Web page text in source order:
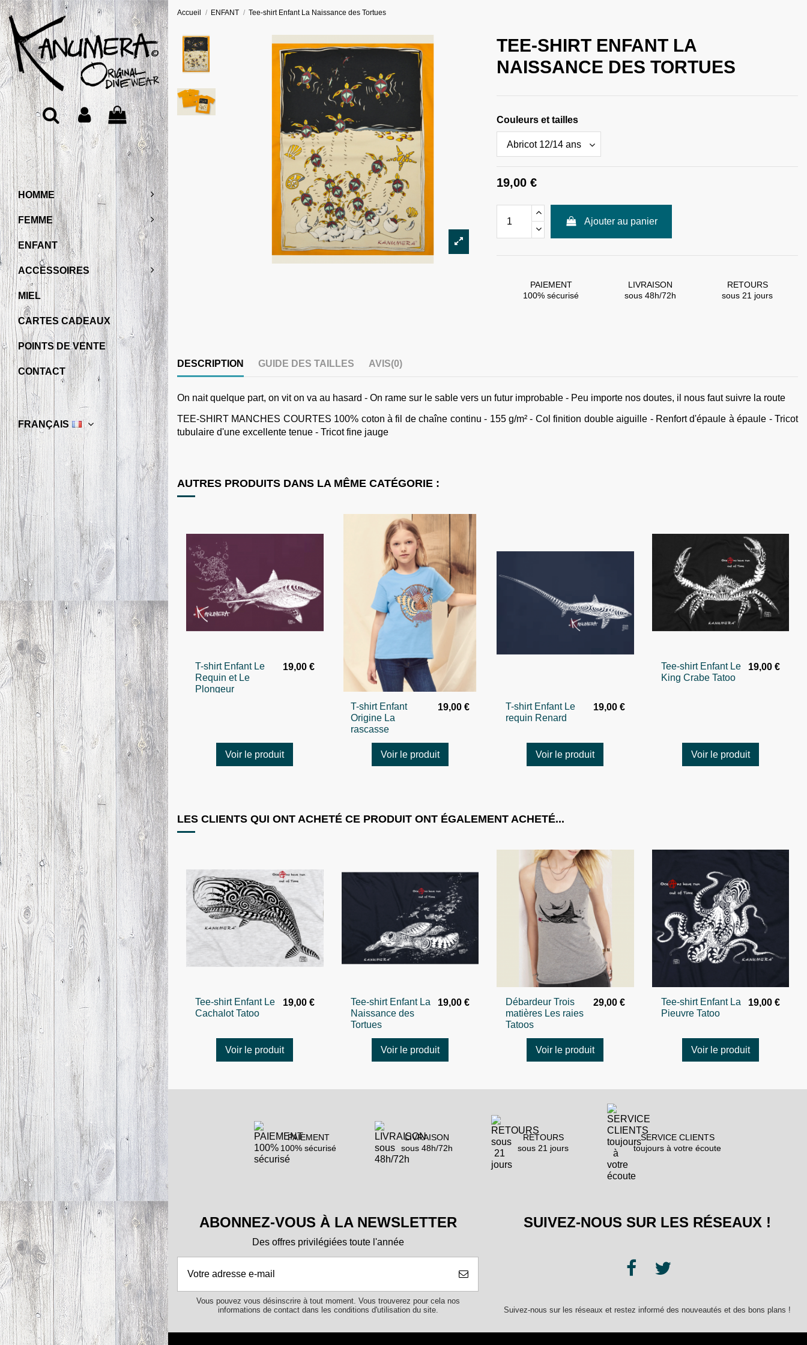
HOMME
FEMME
ENFANT
ACCESSOIRES
MIEL
CARTES CADEAUX
POINTS DE VENTE
CONTACT
FRANÇAIS
Accueil ENFANT Tee-shirt Enfant La Naissance des Tortues
TEE-SHIRT ENFANT LA
NAISSANCE DES TORTUES
Couleurs et tailles
19,00 €
Ajouter au panier
PAIEMENT
100% sécurisé
LIVRAISON
sous 48h/72h
RETOURS
sous 21 jours
DESCRIPTION GUIDE DES TAILLES AVIS(0)
On nait quelque part, on vit on va au hasard - On rame sur le sable vers un futur improbable - Peu importe nos doutes, il nous faut suivre la route
TEE-SHIRT MANCHES COURTES 100% coton à fil de chaîne continu - 155 g/m² - Col finition double aiguille - Renfort d'épaule à épaule - Tricot
tubulaire d'une excellente tenue - Tricot fine jauge
AUTRES PRODUITS DANS LA MÊME CATÉGORIE :
T-shirt Enfant Le
Requin et Le
Plongeur
19,00 €
Voir le produit
T-shirt Enfant
Origine La
rascasse
19,00 €
Voir le produit
T-shirt Enfant Le
requin Renard
19,00 €
Voir le produit
Tee-shirt Enfant Le
King Crabe Tatoo
19,00 €
Voir le produit
LES CLIENTS QUI ONT ACHETÉ CE PRODUIT ONT ÉGALEMENT ACHETÉ...
Tee-shirt Enfant Le
Cachalot Tatoo
19,00 €
Voir le produit
Tee-shirt Enfant La
Naissance des
Tortues
19,00 €
Voir le produit
Débardeur Trois
matières Les raies
Tatoos
29,00 €
Voir le produit
Tee-shirt Enfant La
Pieuvre Tatoo
19,00 €
Voir le produit
PAIEMENT
100% sécurisé
LIVRAISON
sous 48h/72h
RETOURS
sous 21 jours
SERVICE CLIENTS
toujours à votre écoute
ABONNEZ-VOUS À LA NEWSLETTER
Des offres privilégiées toute l'année
Vous pouvez vous désinscrire à tout moment. Vous trouverez pour cela nos
informations de contact dans les conditions d'utilisation du site.
SUIVEZ-NOUS SUR LES RÉSEAUX !
Suivez-nous sur les réseaux et restez informé des nouveautés et des bons plans !